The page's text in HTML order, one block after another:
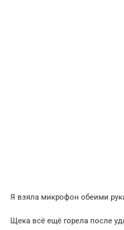
Я взяла микрофон обеими
Щека всё ещё горела после